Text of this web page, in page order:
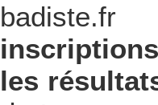
les